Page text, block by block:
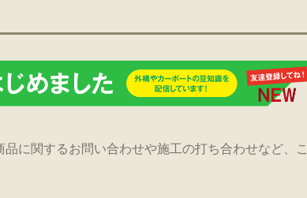
に関するお問い合わせや施工の打ち合わせなど、こ